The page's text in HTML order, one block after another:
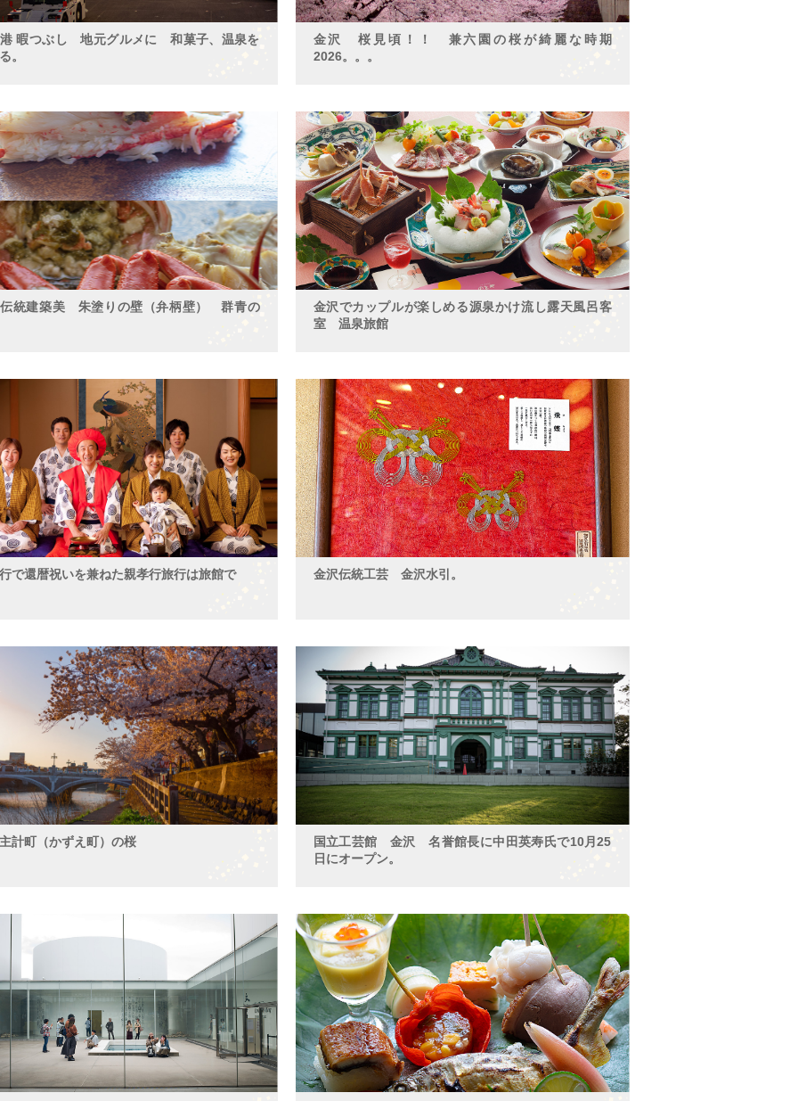
暇つぶし 地元グルメに 和菓子、温泉を
。
金沢 桜見頃！！ 兼六園の桜が綺麗な時期
2026。。。
統建築美 朱塗りの壁（弁柄壁） 群青の
金沢でカップルが楽しめる源泉かけ流し露天風呂客
室 温泉旅館
で還暦祝いを兼ねた親孝行旅行は旅館で 金沢伝統工芸 金沢水引。
計町（かずえ町）の桜
国立工芸館 金沢 名誉館⻑に中⽥英寿⽒で10月25
日にオープン。